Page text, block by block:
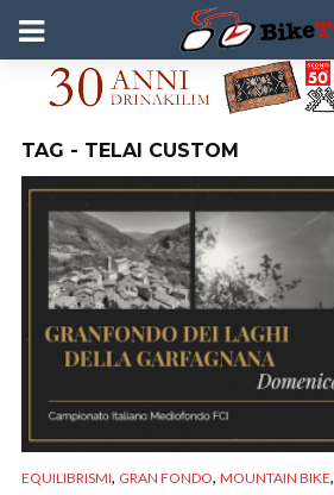
TAG - TELAI CUSTOM
EQUILIBRISMI, GRAN FONDO, MOUNTAIN BIKE,